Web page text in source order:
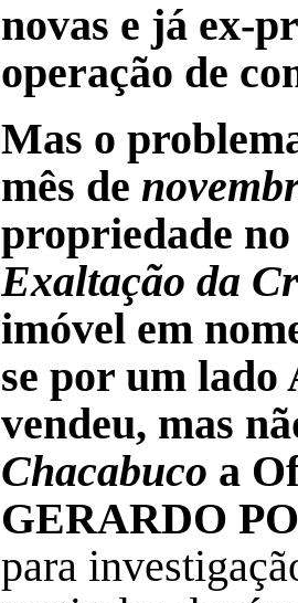
novas e já ex-
operação de
Mas o
mês de
propriedade
Exaltação da
imóvel em
se por um
vendeu, mas
Chacabuco a
GERARDO
para